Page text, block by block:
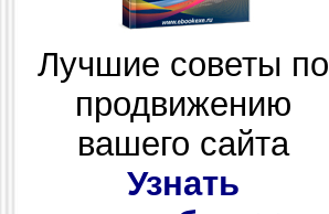
Лучшие советы по
продвижению
вашего сайта
Узнать